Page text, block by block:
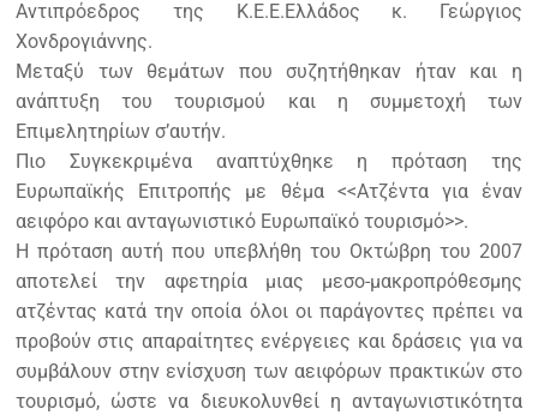
Αντιπρόεδρος της Κ.Ε.Ε.Ελλάδος κ. Γεώργιος
Χονδρογιάννης.
Μεταξύ των θεμάτων που συζητήθηκαν ήταν και η
ανάπτυξη του τουρισμού και η συμμετοχή των
Επιμελητηρίων σ’αυτήν.
Πιο Συγκεκριμένα αναπτύχθηκε η πρόταση της
Ευρωπαϊκής Επιτροπής με θέμα <<Ατζέντα για έναν
αειφόρο και ανταγωνιστικό Ευρωπαϊκό τουρισμό>>.
Η πρόταση αυτή που υπεβλήθη του Οκτώβρη του 2007
αποτελεί την αφετηρία μιας μεσο-μακροπρόθεσμης
ατζέντας κατά την οποία όλοι οι παράγοντες πρέπει να
προβούν στις απαραίτητες ενέργειες και δράσεις για να
συμβάλουν στην ενίσχυση των αειφόρων πρακτικών στο
τουρισμό, ώστε να διευκολυνθεί η ανταγωνιστικότητα